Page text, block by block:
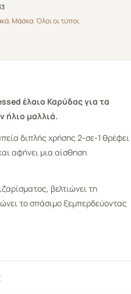
,Μάσκα,Όλοι οι τύποι,
έλαιο Καρύδας για τα
ήλιο μαλλιά.
διπλής χρήσης 2-σε-1 θρέφει
αφήνει μια αίσθηση
βελτιώνει τη
το σπάσιμο ξεμπερδεύοντας